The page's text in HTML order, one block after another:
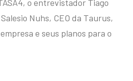
o entrevistador Tiago
Nuhs, CEO da Taurus,
e seus planos para o